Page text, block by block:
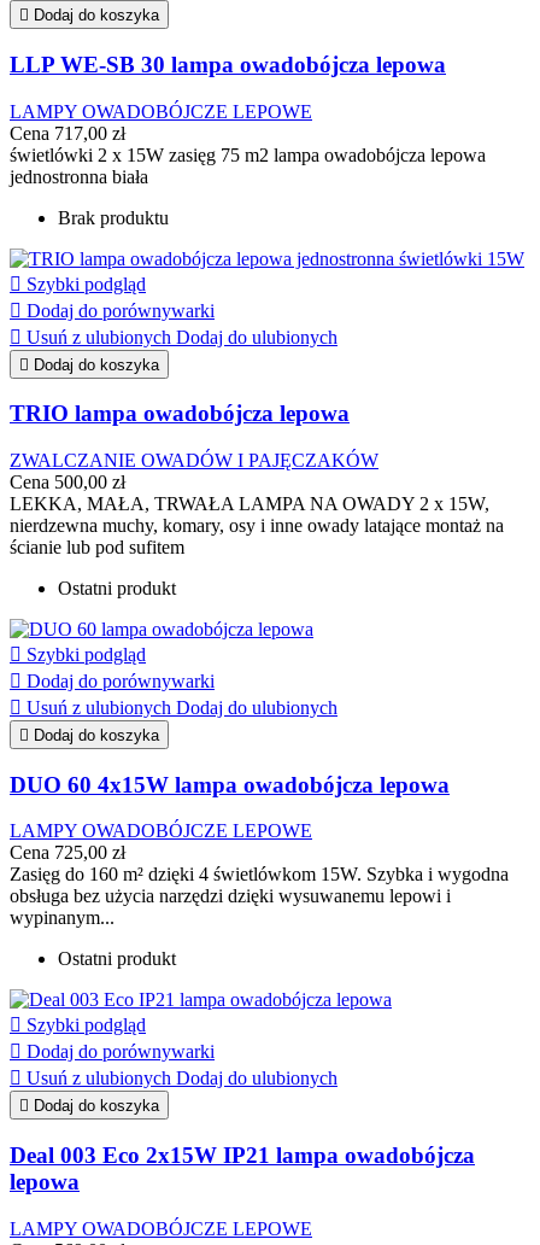
 Dodaj do koszyka
LLP WE-SB 30 lampa owadobójcza lepowa
LAMPY OWADOBÓJCZE LEPOWE
Cena 717,00 zł
świetlówki 2 x 15W zasięg 75 m2 lampa owadobójcza lepowa
jednostronna biała
Brak produktu
 Szybki podgląd
 Dodaj do porównywarki
 Usuń z ulubionych Dodaj do ulubionych
 Dodaj do koszyka
TRIO lampa owadobójcza lepowa
ZWALCZANIE OWADÓW I PAJĘCZAKÓW
Cena 500,00 zł
LEKKA, MAŁA, TRWAŁA LAMPA NA OWADY 2 x 15W,
nierdzewna muchy, komary, osy i inne owady latające montaż na
ścianie lub pod sufitem
Ostatni produkt
 Szybki podgląd
 Dodaj do porównywarki
 Usuń z ulubionych Dodaj do ulubionych
 Dodaj do koszyka
DUO 60 4x15W lampa owadobójcza lepowa
LAMPY OWADOBÓJCZE LEPOWE
Cena 725,00 zł
Zasięg do 160 m² dzięki 4 świetlówkom 15W. Szybka i wygodna
obsługa bez użycia narzędzi dzięki wysuwanemu lepowi i
wypinanym...
Ostatni produkt
 Szybki podgląd
 Dodaj do porównywarki
 Usuń z ulubionych Dodaj do ulubionych
 Dodaj do koszyka
Deal 003 Eco 2x15W IP21 lampa owadobójcza
lepowa
LAMPY OWADOBÓJCZE LEPOWE